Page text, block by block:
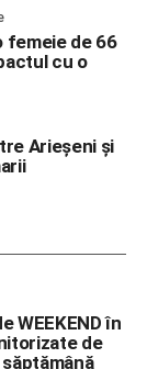
femeie de 66
cu o
Arieșeni și
WEEKEND în
de